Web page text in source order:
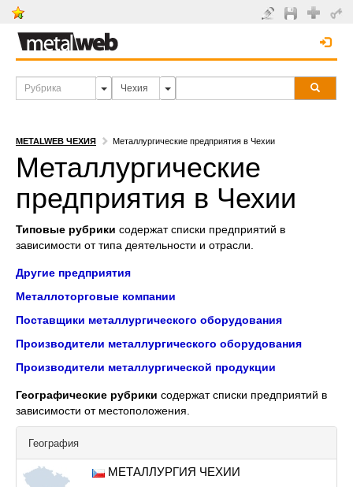
METALWEB ЧЕХИЯ Металлургические предприятия в Чехии
Металлургические
предприятия в Чехии
Типовые рубрики содержат списки предприятий в
зависимости от типа деятельности и отрасли.
Другие предприятия
Металлоторговые компании
Поставщики металлургического оборудования
Производители металлургического оборудования
Производители металлургической продукции
Географические рубрики содержат списки предприятий в
зависимости от местоположения.
География
МЕТАЛЛУРГИЯ ЧЕХИИ